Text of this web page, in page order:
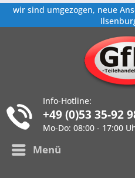
wir sind umgezogen, neue
Info-Hotline:
+49 (0)53 35-92
Mo-Do: 08:00 - 17:00
Menü